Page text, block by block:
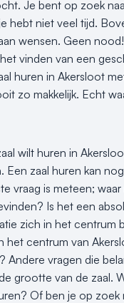
Je bent op zoek
hebt niet veel tijd.
wensen. Geen nood!
vinden van een
huren in Akersloot
zo makkelijk. Echt
wilt huren in
Een zaal huren kan
vraag is meteen;
Is het een
zich in het centrum
het centrum van
Andere vragen die
grootte van de zaal.
Of ben je op zoek